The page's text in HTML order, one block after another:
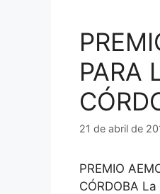
PARA
21 de abril de
PREMIO
CÓRDOBA